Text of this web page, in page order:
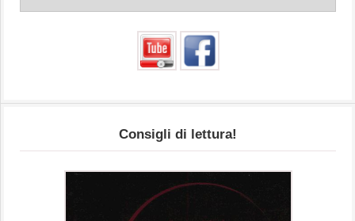
Consigli di lettura!